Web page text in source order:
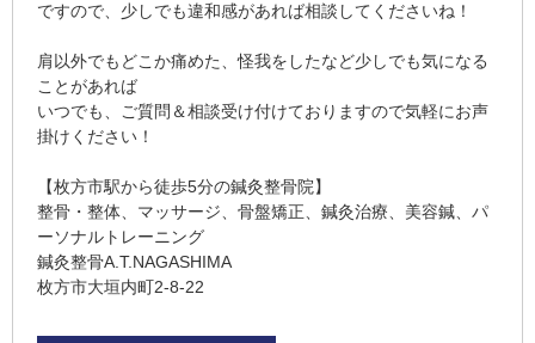
ですので、少しでも違和感があれば相談してくださいね！
肩以外でもどこか痛めた、怪我をしたなど少しでも気になる
ことがあれば
いつでも、ご質問＆相談受け付けておりますので気軽にお声
掛けください！
【枚方市駅から徒歩5分の鍼灸整骨院】
整骨・整体、マッサージ、骨盤矯正、鍼灸治療、美容鍼、パ
ーソナルトレーニング
鍼灸整骨A.T.NAGASHIMA
枚方市大垣内町2-8-22